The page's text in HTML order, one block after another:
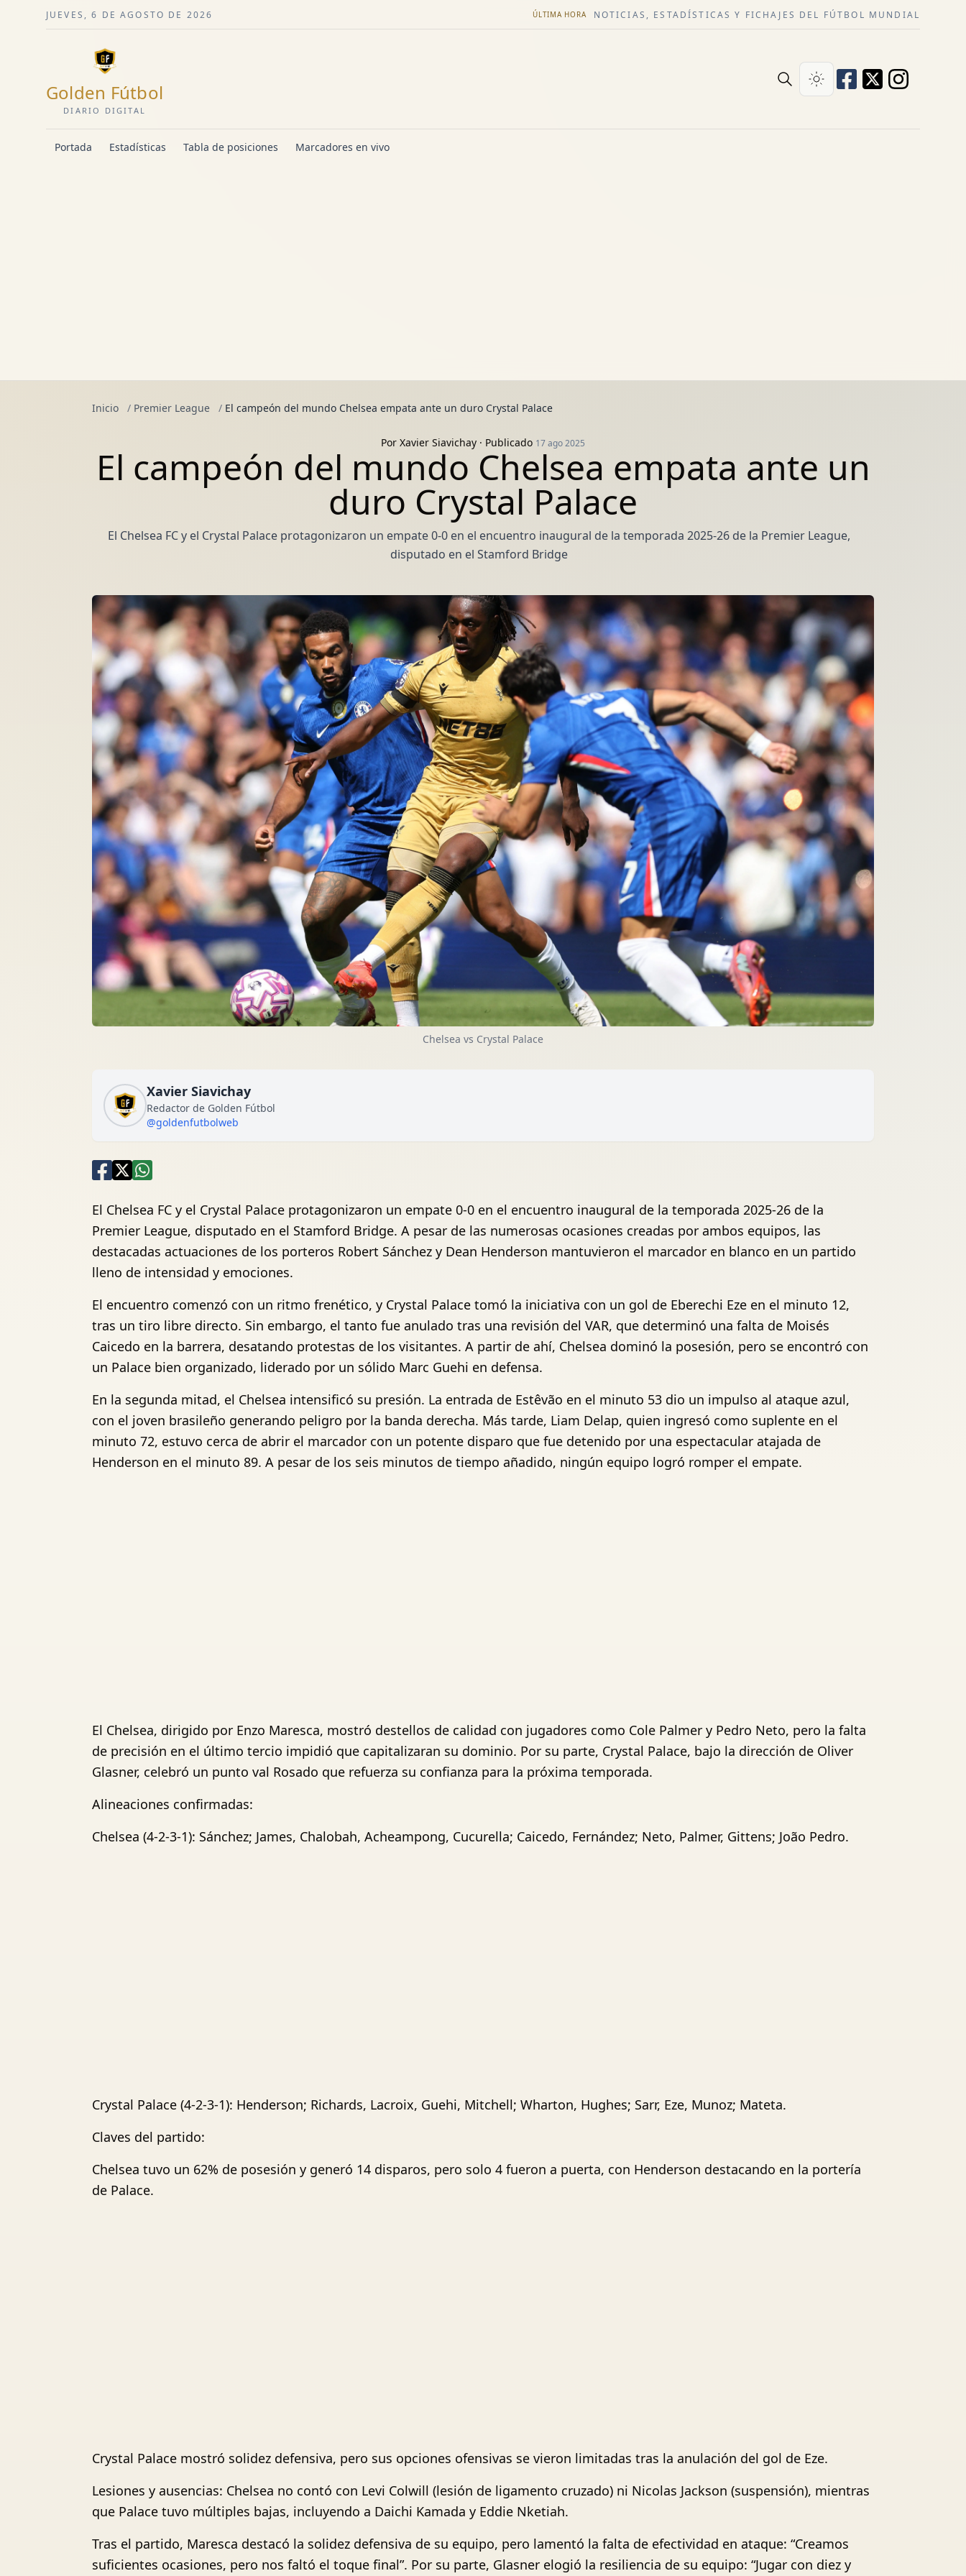
JUEVES, 6 DE AGOSTO DE 2026 ÚLTIMA HORA NOTICIAS, ESTADÍSTICAS Y FICHAJES DEL FÚTBOL MUNDIAL
Golden Fútbol
DIARIO DIGITAL
Portada Estadísticas Tabla de posiciones Marcadores en vivo
Inicio / Premier League / El campeón del mundo Chelsea empata ante un duro Crystal Palace
Por Xavier Siavichay · Publicado 17 ago 2025
El campeón del mundo Chelsea empata ante un
duro Crystal Palace
El Chelsea FC y el Crystal Palace protagonizaron un empate 0-0 en el encuentro inaugural de la temporada 2025-26 de la Premier League,
disputado en el Stamford Bridge
Chelsea vs Crystal Palace
Xavier Siavichay
Redactor de Golden Fútbol
@goldenfutbolweb
El Chelsea FC y el Crystal Palace protagonizaron un empate 0-0 en el encuentro inaugural de la temporada 2025-26 de la
Premier League, disputado en el Stamford Bridge. A pesar de las numerosas ocasiones creadas por ambos equipos, las
destacadas actuaciones de los porteros Robert Sánchez y Dean Henderson mantuvieron el marcador en blanco en un partido
lleno de intensidad y emociones.
El encuentro comenzó con un ritmo frenético, y Crystal Palace tomó la iniciativa con un gol de Eberechi Eze en el minuto 12,
tras un tiro libre directo. Sin embargo, el tanto fue anulado tras una revisión del VAR, que determinó una falta de Moisés
Caicedo en la barrera, desatando protestas de los visitantes. A partir de ahí, Chelsea dominó la posesión, pero se encontró con
un Palace bien organizado, liderado por un sólido Marc Guehi en defensa.
En la segunda mitad, el Chelsea intensificó su presión. La entrada de Estêvão en el minuto 53 dio un impulso al ataque azul,
con el joven brasileño generando peligro por la banda derecha. Más tarde, Liam Delap, quien ingresó como suplente en el
minuto 72, estuvo cerca de abrir el marcador con un potente disparo que fue detenido por una espectacular atajada de
Henderson en el minuto 89. A pesar de los seis minutos de tiempo añadido, ningún equipo logró romper el empate.
El Chelsea, dirigido por Enzo Maresca, mostró destellos de calidad con jugadores como Cole Palmer y Pedro Neto, pero la falta
de precisión en el último tercio impidió que capitalizaran su dominio. Por su parte, Crystal Palace, bajo la dirección de Oliver
Glasner, celebró un punto val Rosado que refuerza su confianza para la próxima temporada.
Alineaciones confirmadas:
Chelsea (4-2-3-1): Sánchez; James, Chalobah, Acheampong, Cucurella; Caicedo, Fernández; Neto, Palmer, Gittens; João Pedro.
Crystal Palace (4-2-3-1): Henderson; Richards, Lacroix, Guehi, Mitchell; Wharton, Hughes; Sarr, Eze, Munoz; Mateta.
Claves del partido:
Chelsea tuvo un 62% de posesión y generó 14 disparos, pero solo 4 fueron a puerta, con Henderson destacando en la portería
de Palace.
Crystal Palace mostró solidez defensiva, pero sus opciones ofensivas se vieron limitadas tras la anulación del gol de Eze.
Lesiones y ausencias: Chelsea no contó con Levi Colwill (lesión de ligamento cruzado) ni Nicolas Jackson (suspensión), mientras
que Palace tuvo múltiples bajas, incluyendo a Daichi Kamada y Eddie Nketiah.
Tras el partido, Maresca destacó la solidez defensiva de su equipo, pero lamentó la falta de efectividad en ataque: “Creamos
suficientes ocasiones, pero nos faltó el toque final”. Por su parte, Glasner elogió la resiliencia de su equipo: “Jugar con diez y